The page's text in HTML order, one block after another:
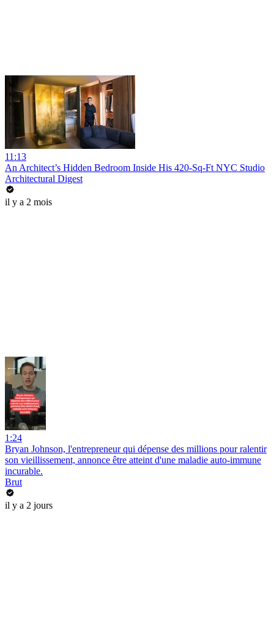
11:13
An Architect’s Hidden Bedroom Inside His 420-Sq-Ft NYC Studio
Architectural Digest
il y a 2 mois
1:24
Bryan Johnson, l'entrepreneur qui dépense des millions pour ralentir
son vieillissement, annonce être atteint d'une maladie auto-immune
incurable.
Brut
il y a 2 jours